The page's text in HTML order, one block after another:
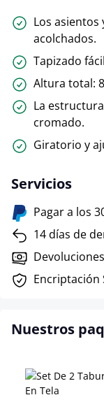
Los asientos
acolchados.
Tapizado
Altura total:
La
cromado.
Giratorio y
Servicios
Pagar a los
14 días de
Encriptación
Nuestros